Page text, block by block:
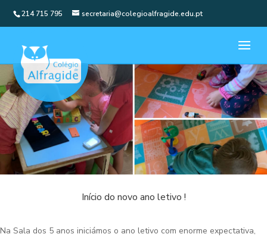
214 715 795 secretaria@colegioalfragide.edu.pt
Início do novo ano letivo !
Na Sala dos 5 anos iniciámos o ano letivo com enorme expectativa,